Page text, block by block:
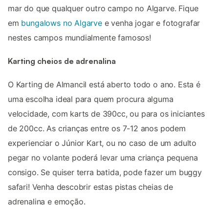
mar do que qualquer outro campo no Algarve. Fique
em bungalows no Algarvee venha jogar e fotografar
nestes campos mundialmente famosos!
Karting cheios de adrenalina
O Karting de Almancil está aberto todo o ano. Esta é
uma escolha ideal para quem procura alguma
velocidade, com karts de 390cc, ou para os iniciantes
de 200cc. As crianças entre os 7-12 anos podem
experienciar o Júnior Kart, ou no caso de um adulto
pegar no volante poderá levar uma criança pequena
consigo. Se quiser terra batida, pode fazer um buggy
safari! Venha descobrir estas pistas cheias de
adrenalina e emoção.